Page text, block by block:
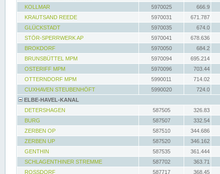
KOLLMAR
5970025
666.9
KRAUTSAND REEDE
5970031
671.787
GLÜCKSTADT
5970035
674.0
STÖR-SPERRWERK AP
5970041
678.636
BROKDORF
5970050
684.2
BRUNSBÜTTEL MPM
5970094
695.214
OSTERIFF MPM
5970096
703.44
OTTERNDORF MPM
5990011
714.02
CUXHAVEN STEUBENHÖFT
5990020
724.0
ELBE-HAVEL-KANAL
DETERSHAGEN
587505
326.83
BURG
587507
332.54
ZERBEN OP
587510
344.686
ZERBEN UP
587520
346.162
GENTHIN
587535
361.444
SCHLAGENTHINER STREMME
587702
363.71
ROSSDORF
587717 368.45